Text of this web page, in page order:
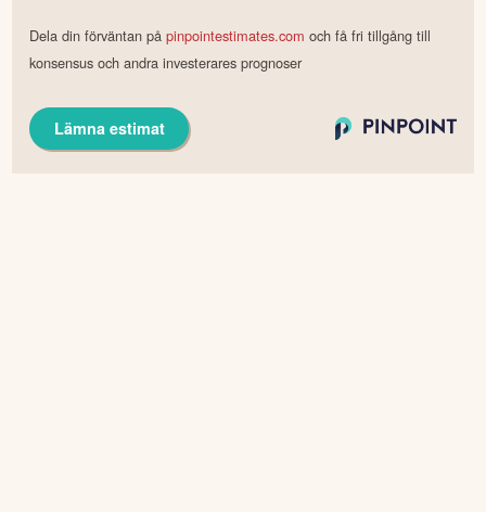
Dela din förväntan påpinpointestimates.com och få fri tillgång till
konsensus och andra investerares prognoser
Lämna estimat